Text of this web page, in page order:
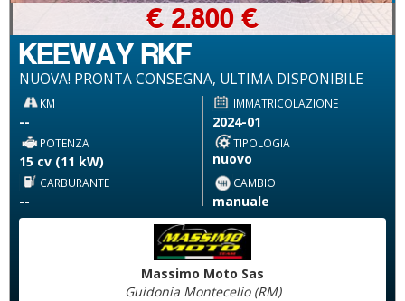
KEEWAY RKF
NUOVA! PRONTA CONSEGNA, ULTIMA DISPONIBILE
€ 2.800 €
KM
--
IMMATRICOLAZIONE
2024-01
POTENZA
15 cv (11 kW)
TIPOLOGIA
nuovo
CARBURANTE
--
CAMBIO
manuale
Massimo Moto Sas
Guidonia Montecelio (RM)